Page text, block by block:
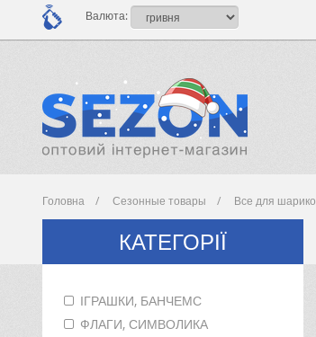
Валюта:
Головна Сезонные товары Все для
КАТЕГОРІЇ
ІГРАШКИ, БАНЧЕМС
ФЛАГИ, СИМВОЛИКА